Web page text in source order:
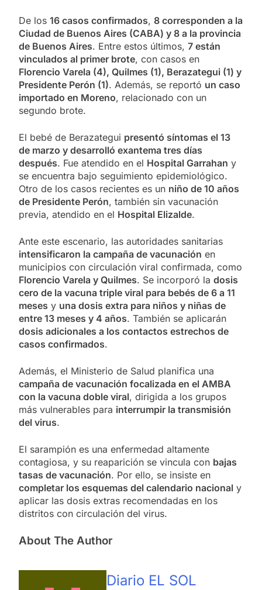
De los 16 casos confirmados, 8 corresponden a la
Ciudad de Buenos Aires (CABA) y 8 a la provincia
de Buenos Aires. Entre estos últimos, 7 están
vinculados al primer brote, con casos en
Florencio Varela (4), Quilmes (1), Berazategui (1) y
Presidente Perón (1). Además, se reportó un caso
importado en Moreno, relacionado con un
segundo brote.
El bebé de Berazategui presentó síntomas el 13
de marzo y desarrolló exantema tres días
después. Fue atendido en el Hospital Garrahan y
se encuentra bajo seguimiento epidemiológico.
Otro de los casos recientes es un niño de 10 años
de Presidente Perón, también sin vacunación
previa, atendido en el Hospital Elizalde.
Ante este escenario, las autoridades sanitarias
intensificaron la campaña de vacunación en
municipios con circulación viral confirmada, como
Florencio Varela y Quilmes. Se incorporó la dosis
cero de la vacuna triple viral para bebés de 6 a 11
meses y una dosis extra para niños y niñas de
entre 13 meses y 4 años. También se aplicarán
dosis adicionales a los contactos estrechos de
casos confirmados.
Además, el Ministerio de Salud planifica una
campaña de vacunación focalizada en el AMBA
con la vacuna doble viral, dirigida a los grupos
más vulnerables para interrumpir la transmisión
del virus.
El sarampión es una enfermedad altamente
contagiosa, y su reaparición se vincula con bajas
tasas de vacunación. Por ello, se insiste en
completar los esquemas del calendario nacional y
aplicar las dosis extras recomendadas en los
distritos con circulación del virus.
About The Author
Diario EL SOL